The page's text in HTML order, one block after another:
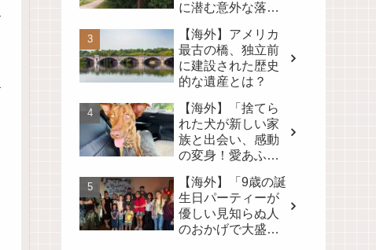
に潜む意外な落と
【海外】アメリカ
最古の橋、独立前
に建設された歴史
的な遺産とは？
【海外】「捨てら
れた犬が新しい家
族と出会い、感動
の変身！愛あふれ
いで💖」
【海外】「9歳の誕
生日パーティーが
優しい見知らぬ人
のおかげで大盛況